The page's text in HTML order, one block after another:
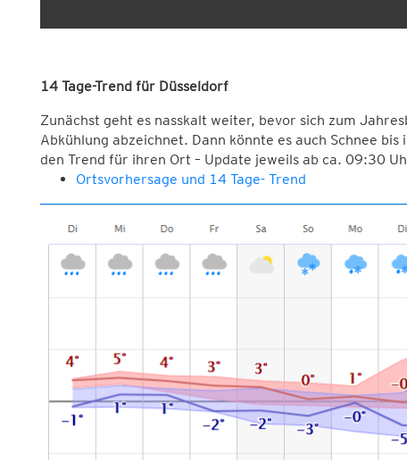
14 Tage-Trend für Düsseldorf
Zunächst geht es nasskalt weiter, bevor sich zum
Abkühlung abzeichnet. Dann könnte es auch Schnee
den Trend für ihren Ort – Update jeweils ab ca. 09:30
Ortsvorhersage und 14 Tage- Trend